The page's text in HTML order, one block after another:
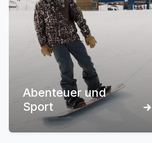
Abenteuer und
Sport